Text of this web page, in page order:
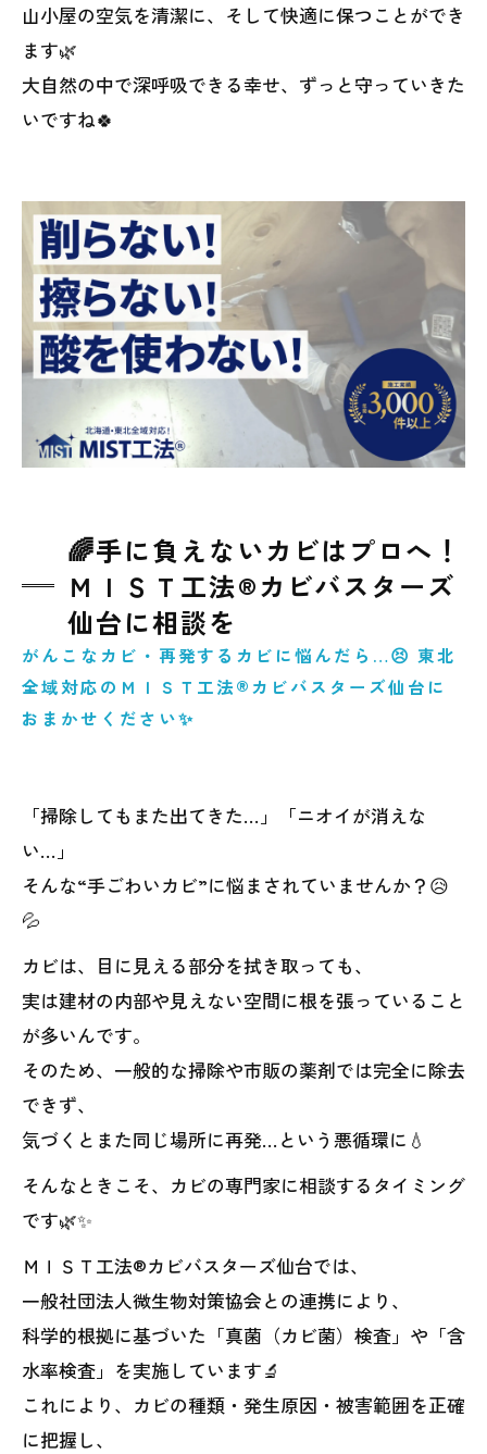
山小屋の空気を清潔に、そして快適に保つことができ
ます🌿
大自然の中で深呼吸できる幸せ、ずっと守っていきた
いですね🍀
🌈手に負えないカビはプロへ！
ＭＩＳＴ工法®カビバスターズ
仙台に相談を
がんこなカビ・再発するカビに悩んだら…😣 東北
全域対応のＭＩＳＴ工法®カビバスターズ仙台に
おまかせください✨
「掃除してもまた出てきた…」「ニオイが消えな
い…」
そんな“手ごわいカビ”に悩まされていませんか？😥
💦
カビは、目に見える部分を拭き取っても、
実は建材の内部や見えない空間に根を張っていること
が多いんです。
そのため、一般的な掃除や市販の薬剤では完全に除去
できず、
気づくとまた同じ場所に再発…という悪循環に💧
そんなときこそ、カビの専門家に相談するタイミング
です🌿✨
ＭＩＳＴ工法®カビバスターズ仙台では、
一般社団法人微生物対策協会との連携により、
科学的根拠に基づいた「真菌（カビ菌）検査」や「含
水率検査」を実施しています🔬
これにより、カビの種類・発生原因・被害範囲を正確
に把握し、